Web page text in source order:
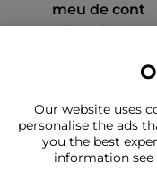
meu de cont
Vă rugăm să
Nu
Our website uses
personalise the ads
you the best
information see